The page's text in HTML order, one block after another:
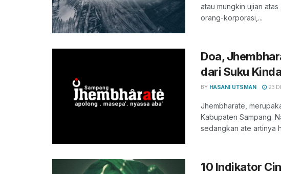
atau mungkin ujian
orang-korporasi,...
Doa,
dari Suku
BY HASANI UTSMAN 23
Jhembharate,
Kabupaten Sampang.
sedangkan ate artinya
10 Indikator